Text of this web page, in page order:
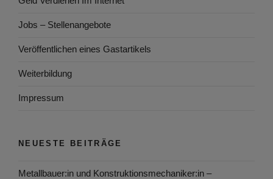
Jobs – Stellenangebote
Veröffentlichen eines Gastartikels
Weiterbildung
Impressum
NEUESTE BEITRÄGE
Metallbauer:in und Konstruktionsmechaniker:in –